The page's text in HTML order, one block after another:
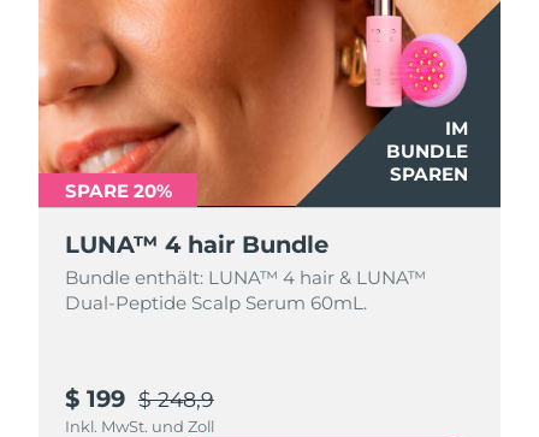
IM
BUNDLE
SPAREN
SPARE 20%
LUNA™ 4 hair Bundle
Bundle enthält: LUNA™ 4 hair & LUNA™
Dual-Peptide Scalp Serum 60mL.
$ 199 $ 248,9
Inkl. MwSt. und Zoll